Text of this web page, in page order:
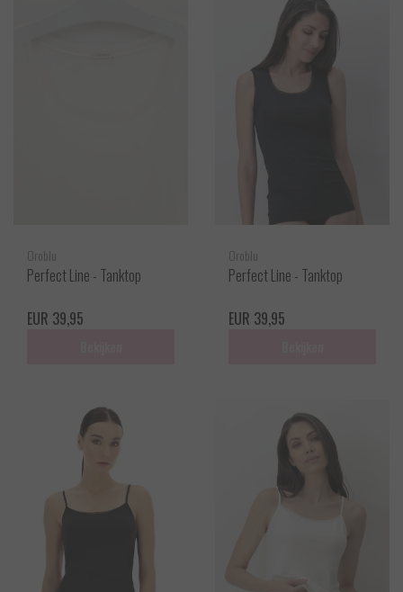
Oroblu
Perfect Line - Tanktop
EUR 39,95
Oroblu
Perfect Line - Tanktop
EUR 39,95